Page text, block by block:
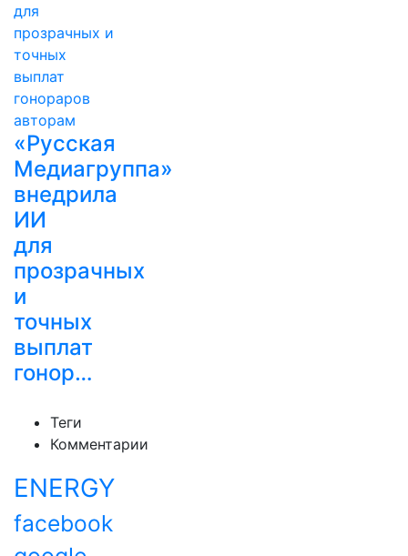
«Русская
Медиагруппа»
внедрила
ИИ
для
прозрачных
и
точных
выплат
гонор…
Теги
Комментарии
ENERGY
facebook